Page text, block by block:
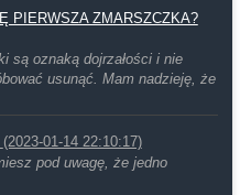
PIERWSZA ZMARSZCZKA?
są oznaką dojrzałości i nie
usunąć. Mam nadzieję, że
(2023-01-14 22:10:17)
pod uwagę, że jedno